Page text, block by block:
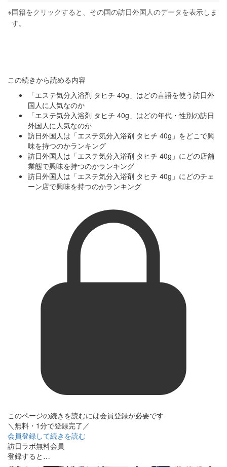
※国籍をクリックすると、その国の訪日外国人のデータを表示しま
す。
この続きから読める内容
「エステ気分入浴剤 タヒチ 40g」はどの言語を使う訪日外
国人に人気なのか
「エステ気分入浴剤 タヒチ 40g」はどの年代・性別の訪日
外国人に人気なのか
訪日外国人は「エステ気分入浴剤 タヒチ 40g」をどこで興
味を持つのかランキング
訪日外国人は「エステ気分入浴剤 タヒチ 40g」にどの店舗
業態で興味を持つのかランキング
訪日外国人は「エステ気分入浴剤 タヒチ 40g」にどのチェ
ーン店で興味を持つのかランキング
このページの続きを読むには会員登録が必要です
＼無料・1分で登録完了／
会員登録して続きを読む
訪日ラボ無料会員
登録すると…